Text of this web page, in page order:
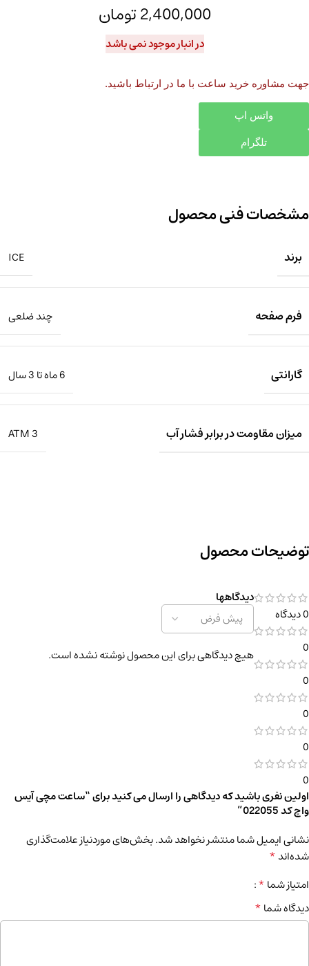
2,400,000تومان
در انبار موجود نمی باشد
جهت مشاوره خرید ساعت با ما در ارتباط باشید.
واتس اپ
تلگرام
مشخصات فنی محصول
برند ICE
فرم صفحه چند ضلعی
گارانتی 6 ماه تا 3 سال
میزان مقاومت در برابر فشار آب 3 ATM
توضیحات محصول
0 دیدگاه
0
0
0
0
0
دیدگاهها
هیچ دیدگاهی برای این محصول نوشته نشده است.
اولین نفری باشید که دیدگاهی را ارسال می کنید برای “ساعت مچی آیس
واچ کد 022055”
نشانی ایمیل شما منتشر نخواهد شد.بخش‌های موردنیاز علامت‌گذاری
شده‌اند*
امتیاز شما*
دیدگاه شما*